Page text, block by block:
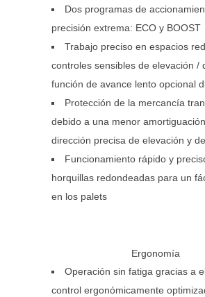
Dos programas de
precisión extrema: ECO y BOOST
Trabajo preciso en espacios
controles sensibles de elevación /
función de avance lento opcional
Protección de la mercancía
debido a una menor
dirección precisa de elevación y
Funcionamiento rápido y
horquillas redondeadas para un
en los palets
Ergonomía
Operación sin fatiga gracias a
control ergonómicamente